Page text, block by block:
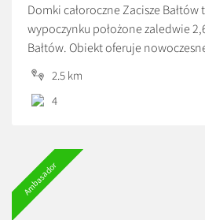
Domki całoroczne Zacisze
wypoczynku położone zaledwie
Bałtów. Obiekt oferuje
domki z tarasem, prywatną
kuchnią oraz dostępem do
prywatnego parkingu.
które chcą odpocząć w spokojnej
mieć najważniejsze atrakcje
jazdy. Goście mogą relaksować się
widokiem na zieleń i korzystać z
2.5 km
4
Ambasador